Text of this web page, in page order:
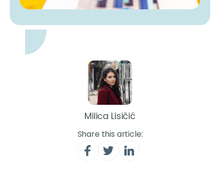
Milica Lisičić
Share this article: